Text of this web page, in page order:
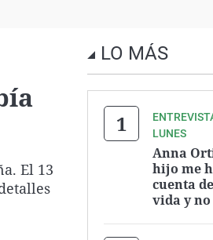
El 13
LO MÁS
LUNES
Anna
hijo me
cuenta
vida y